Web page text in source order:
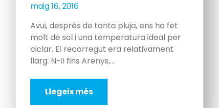
maig 16, 2016
Avui, després de tanta pluja, ens ha fet
molt de sol i una temperatura ideal per
ciclar. El recorregut era relativament
llarg: N-II fins Arenys,…
Llegeix més